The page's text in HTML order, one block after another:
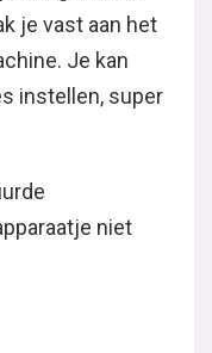
je vast aan het
Je kan
instellen, super
niet